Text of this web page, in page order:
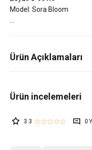
Model: Sora Bloom
Ürün Açıklamaları
3.3 0